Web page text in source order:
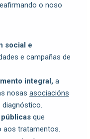
o noso
social e
e campañas de
integral, a
nosas asociacións
que
aos tratamentos.